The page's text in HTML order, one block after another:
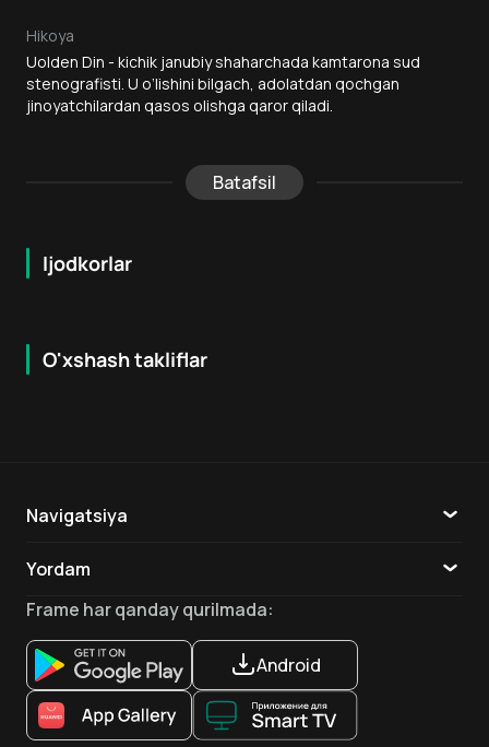
Hikoya
Uolden Din - kichik janubiy shaharchada kamtarona sud
stenografisti. U o‘lishini bilgach, adolatdan qochgan
jinoyatchilardan qasos olishga qaror qiladi.
Batafsil
Ijodkorlar
O'xshash takliflar
18 + 6.6
Navigatsiya
Yordam
Aloqa
Ilovalar
Frame har qanday qurilmada:
Android